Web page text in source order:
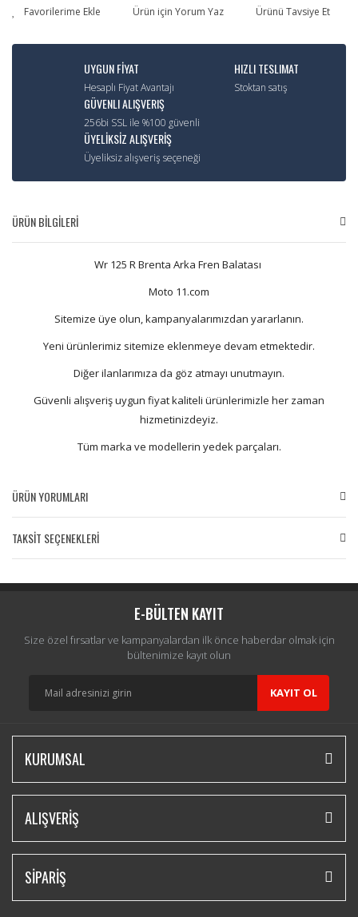
Ürün için Yorum Yaz Ürünü Tavsiye Et
UYGUN FİYAT
Hesaplı Fiyat Avantajı
HIZLI TESLIMAT
Stoktan satış
GÜVENLI ALIŞVERIŞ
256bi SSL ile %100 güvenli
ÜYELİKSİZ ALIŞVERİŞ
Üyeliksiz alışveriş seçeneği
ÜRÜN BİLGİLERİ
Wr 125 R Brenta Arka Fren Balatası
Moto 11.com
Sitemize üye olun, kampanyalarımızdan yararlanın.
Yeni ürünlerimiz sitemize eklenmeye devam etmektedir.
Diğer ilanlarımıza da göz atmayı unutmayın.
Güvenli alışveriş uygun fiyat kaliteli ürünlerimizle her zaman
hizmetinizdeyiz.
Tüm marka ve modellerin yedek parçaları.
ÜRÜN YORUMLARI
Yorum Yaz
TAKSİT SEÇENEKLERİ
E-BÜLTEN KAYIT
Size özel fırsatlar ve kampanyalardan ilk önce haberdar olmak için
bültenimize kayıt olun
KAYIT OL
KURUMSAL
ALIŞVERİŞ
SİPARİŞ